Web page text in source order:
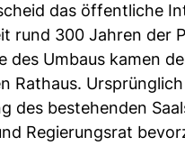
das öffentliche
rund 300 Jahren der
des Umbaus kamen
Rathaus.
des bestehenden
Regierungsrat